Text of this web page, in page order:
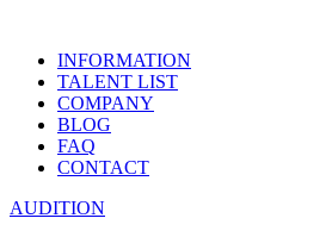
INFORMATION
TALENT LIST
COMPANY
BLOG
FAQ
CONTACT
AUDITION